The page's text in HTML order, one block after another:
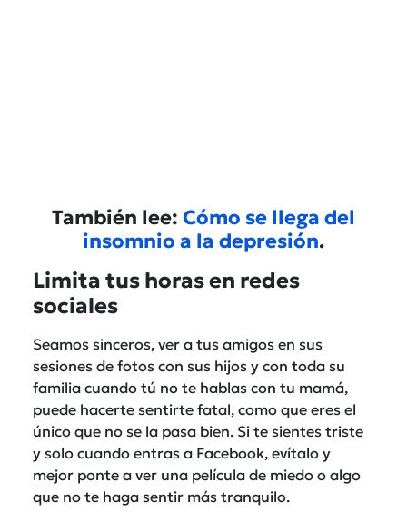
También lee: Cómo se llega del
insomnio a la depresión.
Limita tus horas en redes
sociales
Seamos sinceros, ver a tus amigos en sus
sesiones de fotos con sus hijos y con toda su
familia cuando tú no te hablas con tu mamá,
puede hacerte sentirte fatal, como que eres el
único que no se la pasa bien. Si te sientes triste
y solo cuando entras a Facebook, evítalo y
mejor ponte a ver una película de miedo o algo
que no te haga sentir más tranquilo.